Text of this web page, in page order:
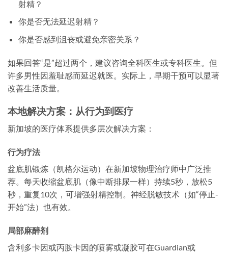
射精？
你是否无法延迟射精？
你是否感到沮丧或避免亲密关系？
如果回答“是”超过两个，建议咨询全科医生或专科医生。但
许多男性因羞耻感而延迟就医。实际上，早期干预可以显著
改善生活质量。
本地解决方案：从行为到医疗
新加坡的医疗体系提供多层次解决方案：
行为疗法
盆底肌锻炼（凯格尔运动）在新加坡物理治疗师中广泛推
荐。每天收缩盆底肌（像中断排尿一样）持续5秒，放松5
秒，重复10次，可增强射精控制。神经脱敏技术（如“停止-
开始”法）也有效。
局部麻醉剂
含利多卡因或丙胺卡因的喷雾或凝胶可在Guardian或